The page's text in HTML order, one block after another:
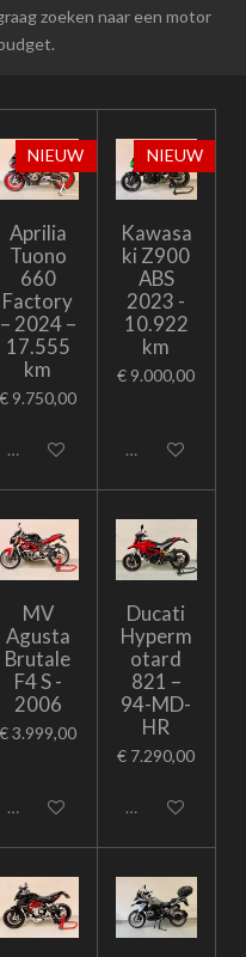
zoeken naar een motor
NIEUW
Aprilia
Tuono
660
Factory
– 2024 –
17.555
km
€ 9.750,00
Uitgeschakeld
NIEUW
Kawasa
ki Z900
ABS
2023 -
10.922
km
€ 9.000,00
Uitgeschakeld
MV
Agusta
Brutale
F4 S -
2006
€ 3.999,00
Uitgeschakeld
Ducati
Hyperm
otard
821 –
94-MD-
HR
€ 7.290,00
Uitgeschakeld